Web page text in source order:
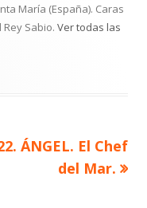
María (España). Caras
Sabio. Ver todas las
siguiente
ÁNGEL. El Chef
del Mar.